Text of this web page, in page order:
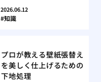
2026.06.12
知識
プロが教える壁紙張替え
を美しく仕上げるための
下地処理